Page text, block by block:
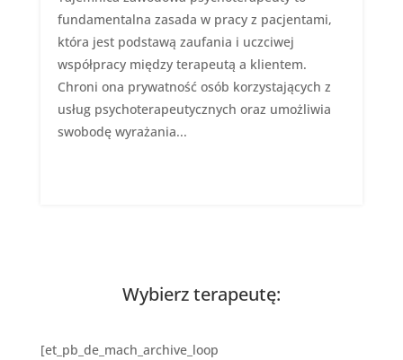
fundamentalna zasada w pracy z pacjentami,
która jest podstawą zaufania i uczciwej
współpracy między terapeutą a klientem.
Chroni ona prywatność osób korzystających z
usług psychoterapeutycznych oraz umożliwia
swobodę wyrażania...
Wybierz terapeutę:
[et_pb_de_mach_archive_loop